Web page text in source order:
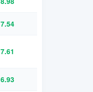
7.54
7.61
6.93